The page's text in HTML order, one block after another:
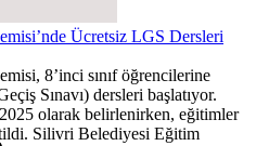
Ücretsiz LGS Dersleri
8’inci sınıf öğrencilerine
Sınavı) dersleri başlatıyor.
olarak belirlenirken, eğitimler
Silivri Belediyesi Eğitim